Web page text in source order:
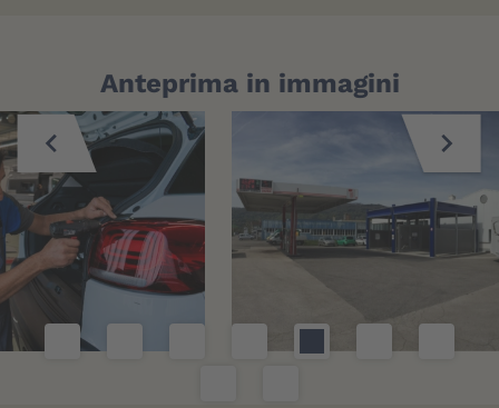
Anteprima in immagini